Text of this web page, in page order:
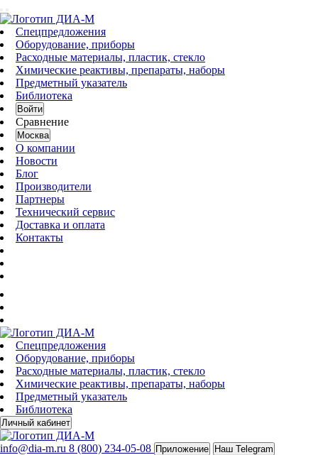
Спецпредложения
Оборудование, приборы
Расходные материалы, пластик, стекло
Химические реактивы, препараты, наборы
Предметный указатель
Библиотека
Войти
Сравнение
Москва
О компании
Новости
Блог
Производители
Партнеры
Технический сервис
Доставка и оплата
Контакты
Спецпредложения
Оборудование, приборы
Расходные материалы, пластик, стекло
Химические реактивы, препараты, наборы
Предметный указатель
Библиотека
Личный кабинет
info@dia-m.ru 8 (800) 234-05-08 Приложение Наш Telegram